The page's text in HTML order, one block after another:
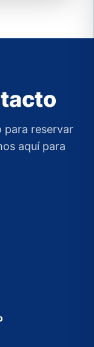
para reservar
aquí para